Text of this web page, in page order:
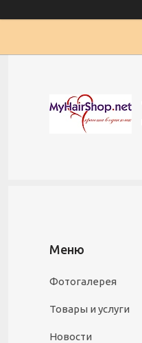
Фотогалерея
Товары и услуги
Новости